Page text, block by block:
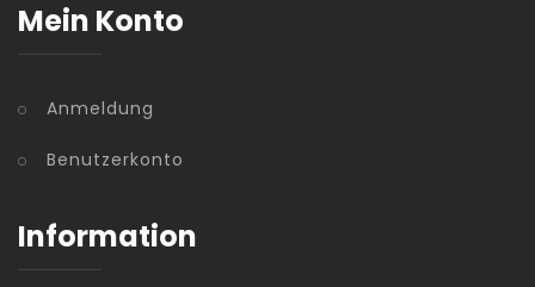
Mein Konto
Anmeldung
Benutzerkonto
Information